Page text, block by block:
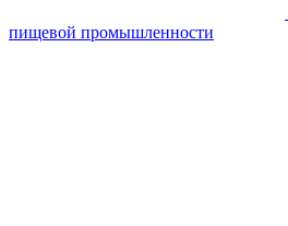
пищевой промышленности